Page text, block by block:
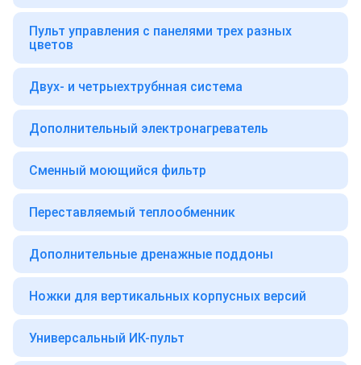
Пульт управления с панелями трех разных
цветов
Двух- и четрыехтрубнная система
Дополнительный электронагреватель
Сменный моющийся фильтр
Переставляемый теплообменник
Дополнительные дренажные поддоны
Ножки для вертикальных корпусных версий
Универсальный ИК-пульт